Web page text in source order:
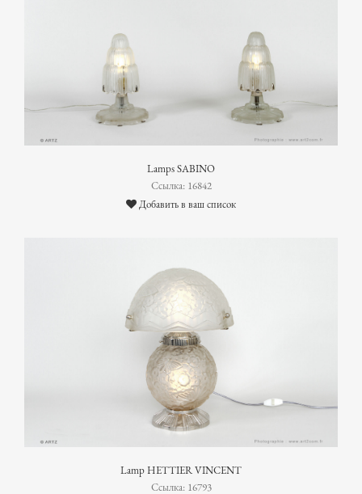
Lamps SABINO
Ссылка: 16842
Добавить в ваш список
Lamp HETTIER VINCENT
Ссылка: 16793